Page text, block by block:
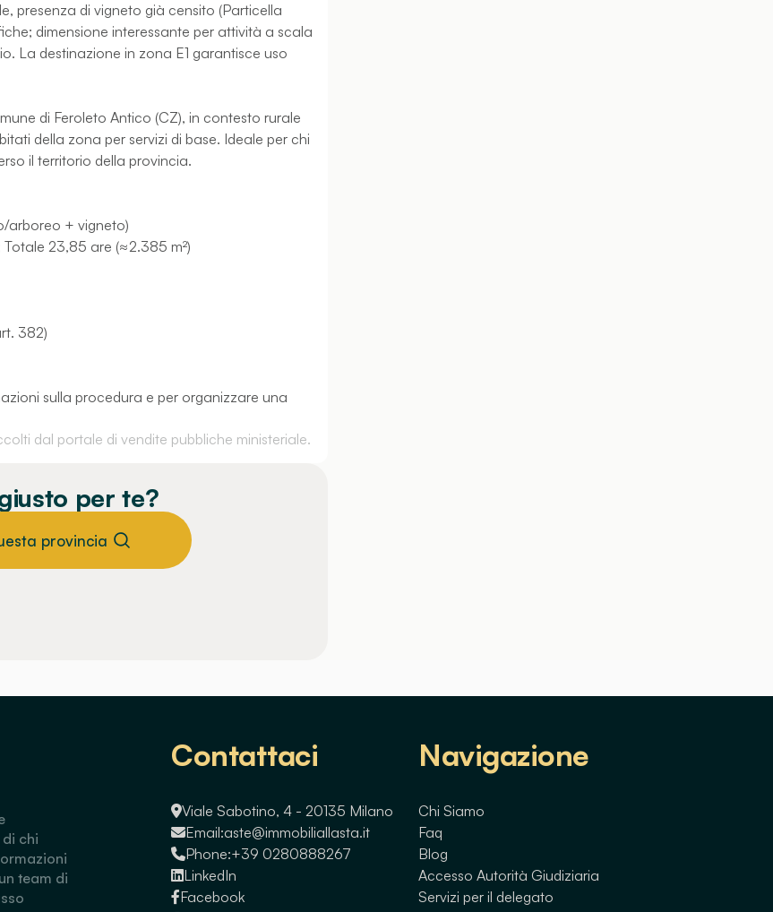
presenza di vigneto già censito (Particella
dimensione interessante per attività a scala
La destinazione in zona E1 garantisce uso
di Feroleto Antico (CZ), in contesto rurale
della zona per servizi di base. Ideale per chi
il territorio della provincia.
arboreo + vigneto)
23,85 are (≈2.385 m²)
382)
sulla procedura e per organizzare una
dal portale di vendite pubbliche ministeriale.
per te?
provincia
chi
team di
Contattaci
Viale Sabotino, 4 - 20135 Milano
Email:aste@immobiliallasta.it
Phone:+39 0280888267
LinkedIn
Facebook
Navigazione
Chi Siamo
Faq
Blog
Accesso Autorità Giudiziaria
Servizi per il delegato